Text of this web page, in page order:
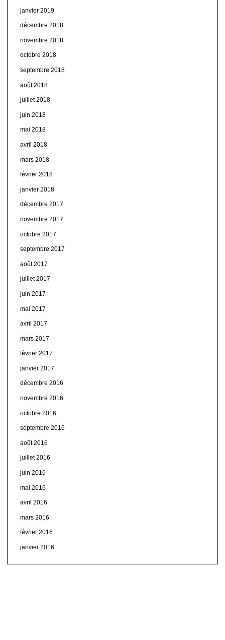
janvier 2019
décembre 2018
novembre 2018
octobre 2018
septembre 2018
août 2018
juillet 2018
juin 2018
mai 2018
avril 2018
mars 2018
février 2018
janvier 2018
décembre 2017
novembre 2017
octobre 2017
septembre 2017
août 2017
juillet 2017
juin 2017
mai 2017
avril 2017
mars 2017
février 2017
janvier 2017
décembre 2016
novembre 2016
octobre 2016
septembre 2016
août 2016
juillet 2016
juin 2016
mai 2016
avril 2016
mars 2016
février 2016
janvier 2016